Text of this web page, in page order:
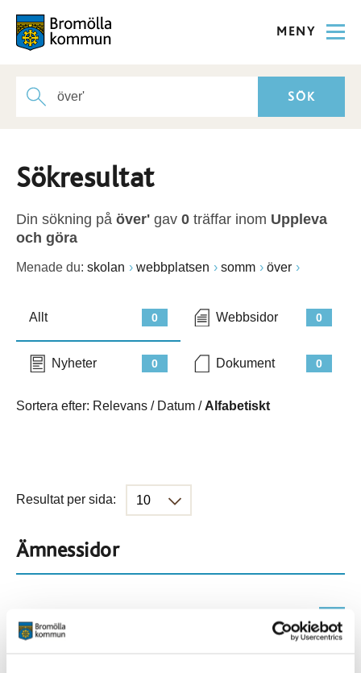
MENY
Sökresultat
Din sökning på över' gav 0 träffar inom Uppleva
och göra
Menade du: skolan webbplatsen somm över
0
Allt 0
Webbsidor
0
Nyheter 0
Dokument
Sortera efter: Relevans / Datum / Alfabetiskt
Resultat per sida:
Ämnessidor